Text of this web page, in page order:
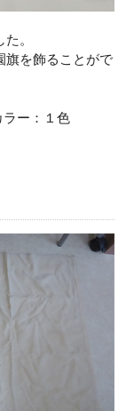
。
旗を飾ることがで
ラー：１色